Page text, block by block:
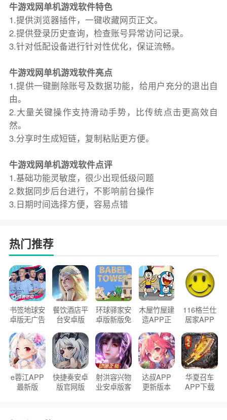
牛游戏网单机游戏软件特色
1.提供浏览器插件，一键收藏网页正文。
2.提供登录历史查询，检查账号异常访问记录。
3.针对低配设备进行针对性优化，保证流畅。
牛游戏网单机游戏软件亮点
1.提供一键删除账号及数据功能，给用户充分的退出自
由。
2.大量关键操作支持滑动手势，比传统点击更高效自
然。
3.分享时生成短链，复制粘贴更方便。
牛游戏网单机游戏软件点评
1.基础功能灵敏度，很少出现低级问题
2.数据同步后台进行，不影响前台操作
3.日期时间选择方便，容易点错
热门推荐
书签地球安
卓版无广告
餐饮酒店平
台安卓版
环球驿家安
卓版新版免
木屋竹屋建
造APP正
116格兰仕
居家APP
e蓉江APP
最新版
快捷奏安卓
版官网版
射洪容兴物
业安卓版客
达叔APP
更新版本
华夏召车
APP下载